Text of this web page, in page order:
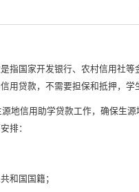
指国家开发银行、农村信用社
用贷款，不需要担保和抵押，
地信用助学贷款工作，确保生
排：
和国国籍；